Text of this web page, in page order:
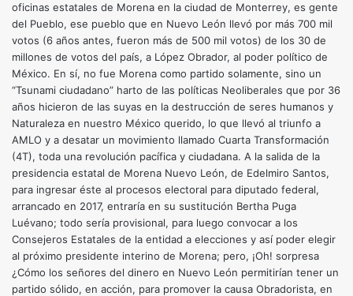
oficinas estatales de Morena en la ciudad de Monterrey, es gente
del Pueblo, ese pueblo que en Nuevo León llevó por más 700 mil
votos (6 años antes, fueron más de 500 mil votos) de los 30 de
millones de votos del país, a López Obrador, al poder político de
México. En sí, no fue Morena como partido solamente, sino un
“Tsunami ciudadano” harto de las políticas Neoliberales que por 36
años hicieron de las suyas en la destrucción de seres humanos y
Naturaleza en nuestro México querido, lo que llevó al triunfo a
AMLO y a desatar un movimiento llamado Cuarta Transformación
(4T), toda una revolución pacífica y ciudadana. A la salida de la
presidencia estatal de Morena Nuevo León, de Edelmiro Santos,
para ingresar éste al procesos electoral para diputado federal,
arrancado en 2017, entraría en su sustitución Bertha Puga
Luévano; todo sería provisional, para luego convocar a los
Consejeros Estatales de la entidad a elecciones y así poder elegir
al próximo presidente interino de Morena; pero, ¡Oh! sorpresa
¿Cómo los señores del dinero en Nuevo León permitirían tener un
partido sólido, en acción, para promover la causa Obradorista, en